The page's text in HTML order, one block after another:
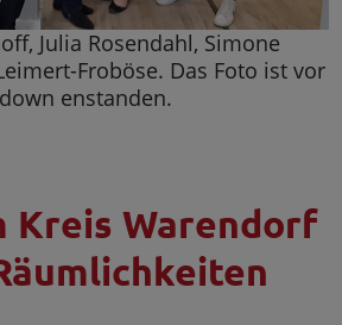
Julia Rosendahl, Simone
Froböse. Das Foto ist vor
enstanden.
Kreis Warendorf